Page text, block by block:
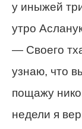
у иныжей
утро
— Своего
узнаю, что
пощажу
недели я